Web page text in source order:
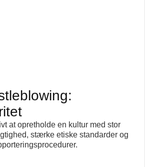
at opretholde en kultur med stor
stærke etiske standarder og